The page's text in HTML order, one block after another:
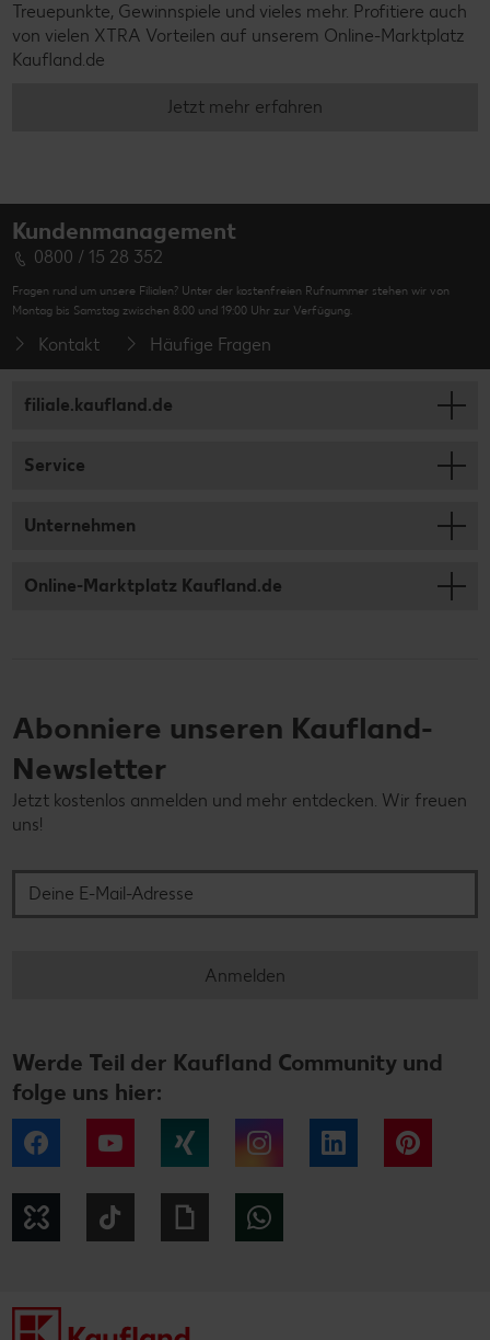
Treuepunkte, Gewinnspiele und vieles mehr. Profitiere auch
von vielen XTRA Vorteilen auf unserem Online-Marktplatz
Kaufland.de
Jetzt mehr erfahren
Kundenmanagement
0800 / 15 28 352
Fragen rund um unsere Filialen? Unter der kostenfreien Rufnummer stehen wir von
Montag bis Samstag zwischen 8:00 und 19:00 Uhr zur Verfügung.
Kontakt Häufige Fragen
filiale.kaufland.de
Service
Unternehmen
Online-Marktplatz Kaufland.de
Abonniere unseren Kaufland-
Newsletter
Jetzt kostenlos anmelden und mehr entdecken. Wir freuen
uns!
Anmelden
Werde Teil der Kaufland Community und
folge uns hier:
Facebook YouTube Instagram LinkedIn
Kununu Giphy